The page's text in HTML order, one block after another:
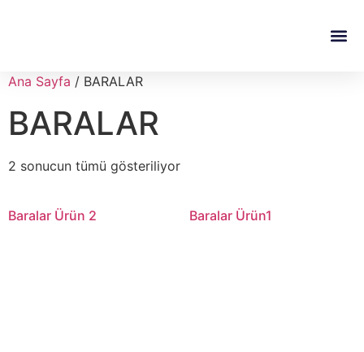
Ana Sayfa / BARALAR
BARALAR
2 sonucun tümü gösteriliyor
Baralar Ürün 2 Baralar Ürün1